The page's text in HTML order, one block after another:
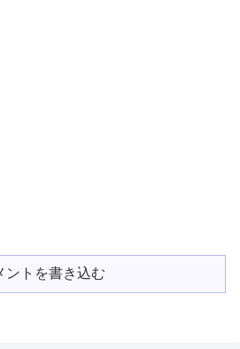
ントを書き込む